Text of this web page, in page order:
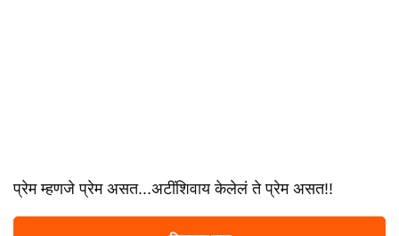
प्रेम म्हणजे प्रेम असत...अटींशिवाय केलेलं ते प्रेम असत!!